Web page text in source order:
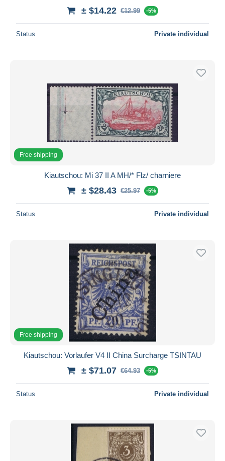
± $14.22 €12.99 -5%
Status Private individual
Free shipping
Kiautschou: Mi 37 II A MH/* Flz/ charniere
± $28.43 €25.97 -5%
Status Private individual
Free shipping
Kiautschou: Vorlaufer V4 II China Surcharge TSINTAU
± $71.07 €64.93 -5%
Status Private individual